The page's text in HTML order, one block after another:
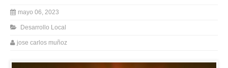
mayo 06, 2023
Desarrollo Local
jose carlos muñoz